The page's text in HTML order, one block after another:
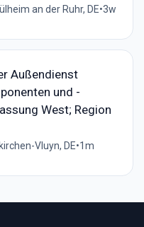
an der Ruhr, DE•3w
Außendienst
und -
West; Region
Vluyn, DE•1m